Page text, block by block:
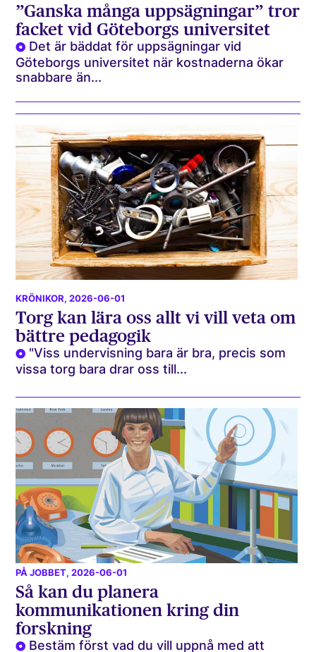
”Ganska många uppsägningar” tror
facket vid Göteborgs universitet
Det är bäddat för uppsägningar vid
Göteborgs universitet när kostnaderna ökar
snabbare än...
KRÖNIKOR, 2026-06-01
Torg kan lära oss allt vi vill veta om
bättre pedagogik
"Viss undervisning bara är bra, precis som
vissa torg bara drar oss till...
PÅ JOBBET, 2026-06-01
Så kan du planera
kommunikationen kring din
forskning
Bestäm först vad du vill uppnå med att